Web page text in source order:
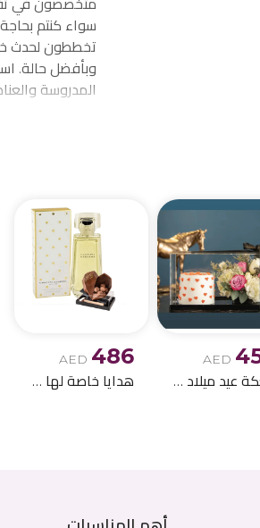
متخصصون في
سواء كنتم
تخططون لحدث
وبأفضل حالة.
المدروسة
AED
كعكة عيد ميلاد بيضاء مع باقة ورود
AED 486
هدايا خاصة لها مع الشوكولاتة 1